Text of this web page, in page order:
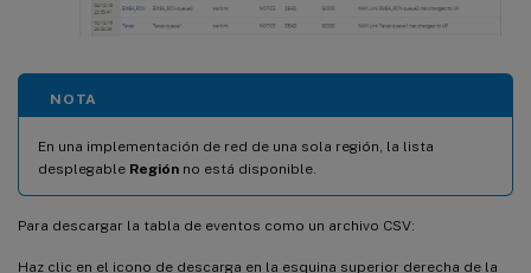
NOTA
En una implementación de red de una sola región, la lista
desplegable Región no está disponible.
Para descargar la tabla de eventos como un archivo CSV:
Haz clic en el icono de descarga en la esquina superior derecha de la